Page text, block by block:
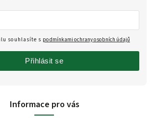
Informace pro vás
souhlasíte s podmínkami ochrany osobních údajů
Přihlásit se